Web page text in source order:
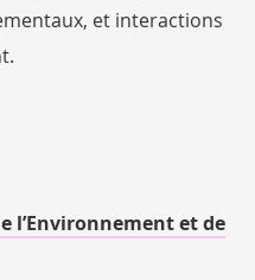
et interactions
l’Environnement et de